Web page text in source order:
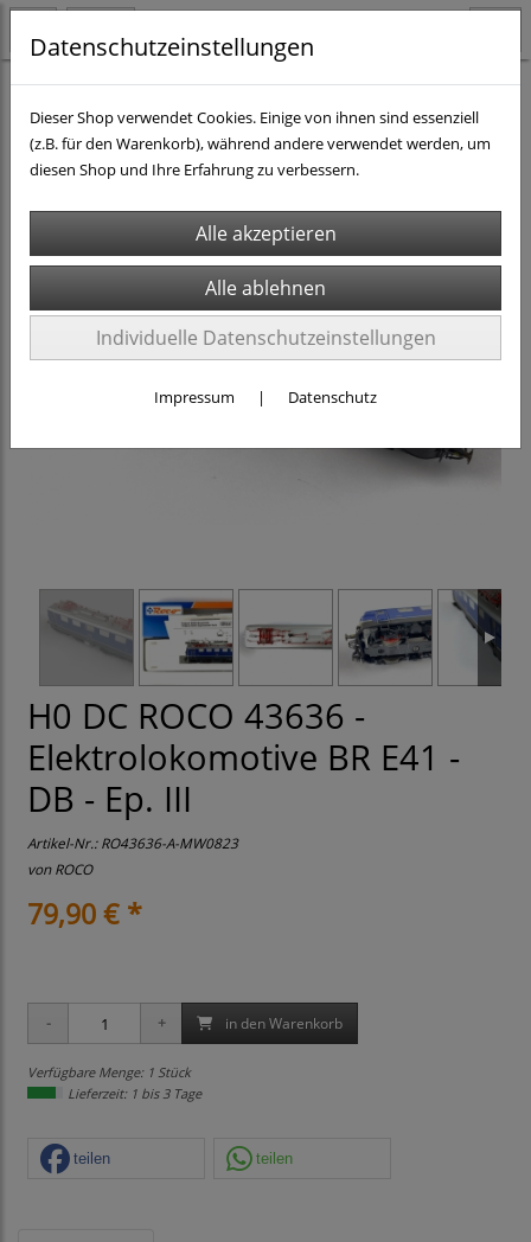
H0 DC ROCO 43636 -
Elektrolokomotive BR E41 -
DB - Ep. III
Artikel-Nr.:RO43636-A-MW0823
vonROCO
79,90 € *
in den Warenkorb
Verfügbare Menge: 1 Stück
Lieferzeit: 1 bis 3 Tage
teilen teilen
Datenschutzeinstellungen
Dieser Shop verwendet Cookies. Einige von ihnen sind essenziell
(z.B. für den Warenkorb), während andere verwendet werden, um
diesen Shop und Ihre Erfahrung zu verbessern.
Individuelle Datenschutzeinstellungen
Impressum | Datenschutz